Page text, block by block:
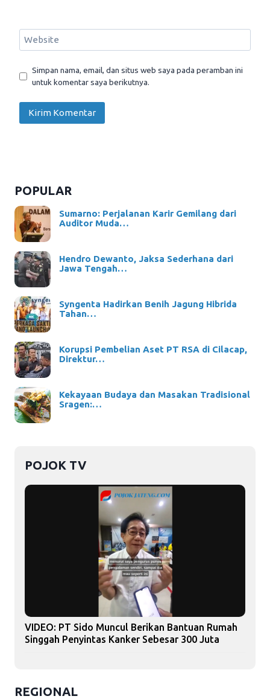
Website
Simpan nama, email, dan situs web saya pada peramban ini
untuk komentar saya berikutnya.
POPULAR
Sumarno: Perjalanan Karir Gemilang dari
Auditor Muda…
Hendro Dewanto, Jaksa Sederhana dari
Jawa Tengah…
Syngenta Hadirkan Benih Jagung Hibrida
Tahan…
Korupsi Pembelian Aset PT RSA di Cilacap,
Direktur…
Kekayaan Budaya dan Masakan Tradisional
Sragen:…
POJOK TV
VIDEO: PT Sido Muncul Berikan Bantuan Rumah
Singgah Penyintas Kanker Sebesar 300 Juta
REGIONAL